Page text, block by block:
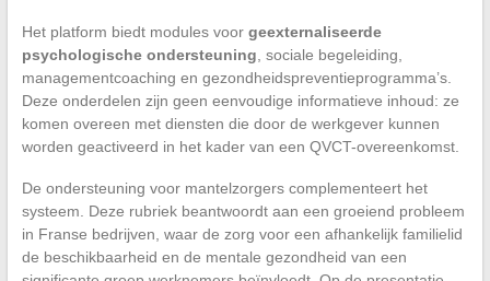
Het platform biedt modules voor geexternaliseerde
psychologische ondersteuning , sociale begeleiding,
managementcoaching en gezondheidspreventieprogramma’s.
Deze onderdelen zijn geen eenvoudige informatieve inhoud: ze
komen overeen met diensten die door de werkgever kunnen
worden geactiveerd in het kader van een QVCT-overeenkomst.
De ondersteuning voor mantelzorgers complementeert het
systeem. Deze rubriek beantwoordt aan een groeiend probleem
in Franse bedrijven, waar de zorg voor een afhankelijk familielid
de beschikbaarheid en de mentale gezondheid van een